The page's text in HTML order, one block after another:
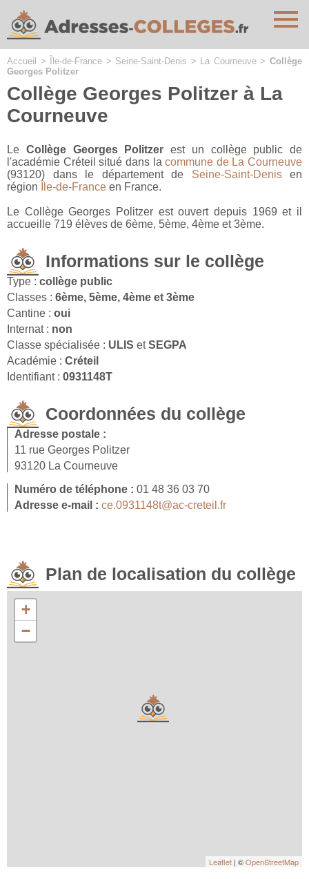
Accueil > Île-de-France > Seine-Saint-Denis > La Courneuve>Collège
Georges Politzer
Collège Georges Politzer à La
Courneuve
Le Collège Georges Politzer est un collège public de
l'académie Créteil situé dans lacommune de La Courneuve
(93120) dans le département de Seine-Saint-Denisen
région
Île-de-France en France.
Le Collège Georges Politzer est ouvert depuis 1969 et il
accueille 719 élèves de 6ème, 5ème, 4ème et 3ème.
Informations sur le collège
Type : collège public
Classes : 6ème, 5ème, 4ème et 3ème
Cantine : oui
Internat : non
Classe spécialisée : ULIS etSEGPA
Académie : Créteil
Identifiant : 0931148T
Coordonnées du collège
Adresse postale :
11 rue Georges Politzer
93120 La Courneuve
Numéro de téléphone : 01 48 36 03 70
Adresse e-mail : ce.0931148t@ac-creteil.fr
Plan de localisation du collège
+
−
Leaflet | ©OpenStreetMap